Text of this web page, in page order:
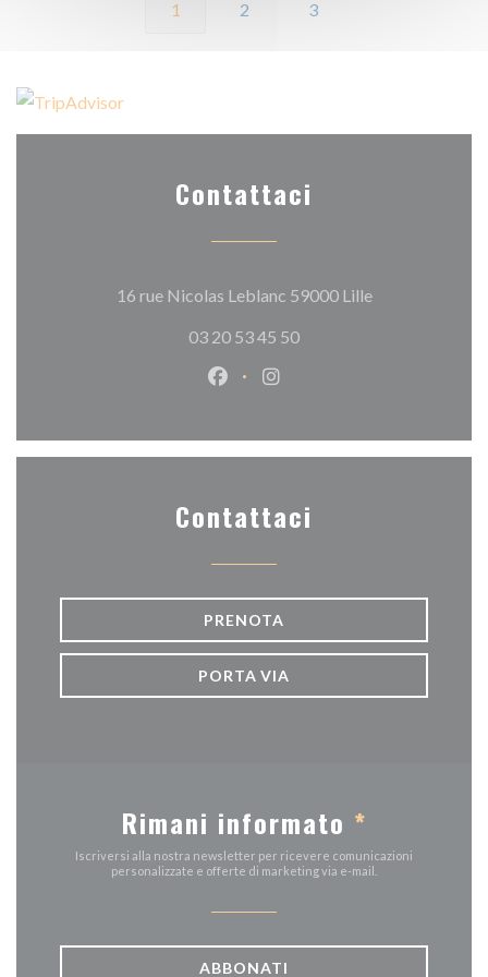
1 2 3
Contattaci
16 rue Nicolas Leblanc 59000 Lille((apre una
03 20 53 45 50
Facebook ((apre una nuova
Instagram ((apre una
Contattaci
PRENOTA
PORTA VIA
Rimani informato *
Iscriversi alla nostra newsletter per ricevere comunicazioni
personalizzate e offerte di marketing via e-mail.
ABBONATI